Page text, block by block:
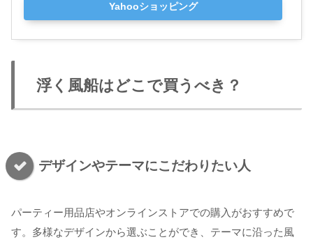
Yahooショッピング
浮く風船はどこで買うべき？
デザインやテーマにこだわりたい人
パーティー用品店やオンラインストアでの購入がおすすめで
す。多様なデザインから選ぶことができ、テーマに沿った風